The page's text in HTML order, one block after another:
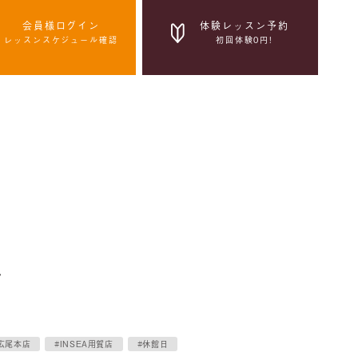
会員様ログイン
レッスンスケジュール確認
体験レッスン予約
初回体験0円!
尾本店 #INSEA用賀店 #休館日